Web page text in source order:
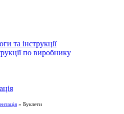
та інструкції
по виробнику
» Буклети